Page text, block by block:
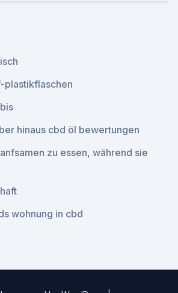
plastikflaschen
hinaus cbd öl bewertungen
zu essen, während sie
wohnung in cbd